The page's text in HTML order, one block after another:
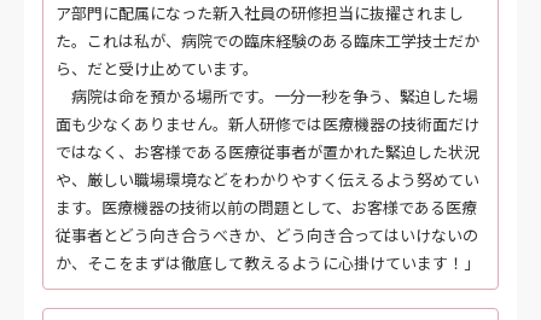
ア部門に配属になった新入社員の研修担当に抜擢されまし
た。これは私が、病院での臨床経験のある臨床工学技士だか
ら、だと受け止めています。
病院は命を預かる場所です。一分一秒を争う、緊迫した場
面も少なくありません。新人研修では医療機器の技術面だけ
ではなく、お客様である医療従事者が置かれた緊迫した状況
や、厳しい職場環境などをわかりやすく伝えるよう努めてい
ます。医療機器の技術以前の問題として、お客様である医療
従事者とどう向き合うべきか、どう向き合ってはいけないの
か、そこをまずは徹底して教えるように心掛けています！」